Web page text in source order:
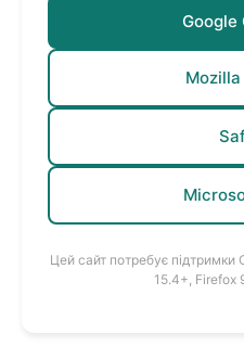
Google
Цей сайт потребує підтримки
15.4+, Firefox